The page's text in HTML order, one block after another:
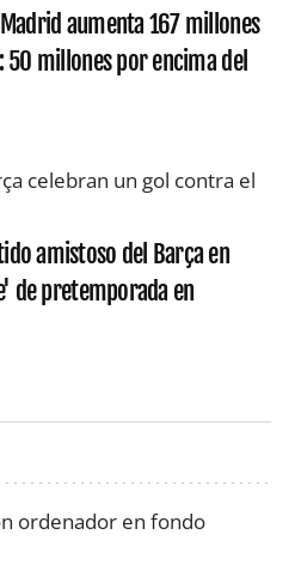
aumenta 167 millones
millones por encima del
amistoso del Barça en
de pretemporada en